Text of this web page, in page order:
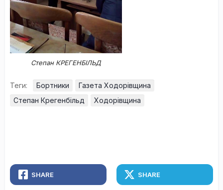
Степан КРЕГЕНБІЛЬД
Теги: Бортники
Газета Ходорівщина
Степан Крегенбільд
Ходорівщина
SHARE SHARE